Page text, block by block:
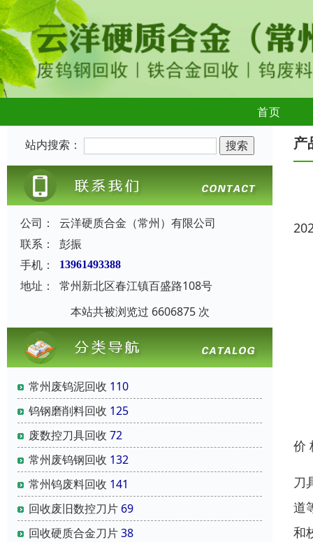
首页
站内搜索：
公司：
云洋硬质合金（常州）有限公司
联系：
彭振
手机：
13961493388
地址：
常州新北区春江镇百盛路108号
本站共被浏览过 6606875 次
常州废钨泥回收 110
钨钢磨削料回收 125
废数控刀具回收 72
常州废钨钢回收 132
常州钨废料回收 141
回收废旧数控刀片 69
回收硬质合金刀片38
产
价
刀
道
和